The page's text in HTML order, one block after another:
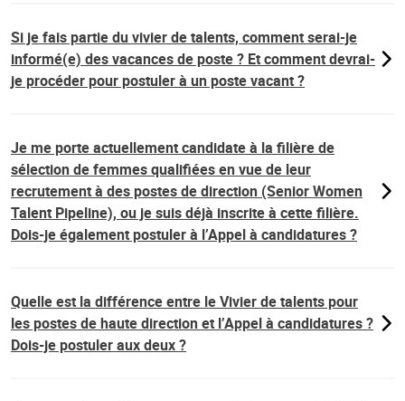
Si je fais partie du vivier de talents, comment serai-je
informé(e) des vacances de poste ? Et comment devrai-
je procéder pour postuler à un poste vacant ?
Je me porte actuellement candidate à la filière de
sélection de femmes qualifiées en vue de leur
recrutement à des postes de direction (Senior Women
Talent Pipeline), ou je suis déjà inscrite à cette filière.
Dois-je également postuler à l’Appel à candidatures ?
Quelle est la différence entre le Vivier de talents pour
les postes de haute direction et l’Appel à candidatures ?
Dois-je postuler aux deux ?